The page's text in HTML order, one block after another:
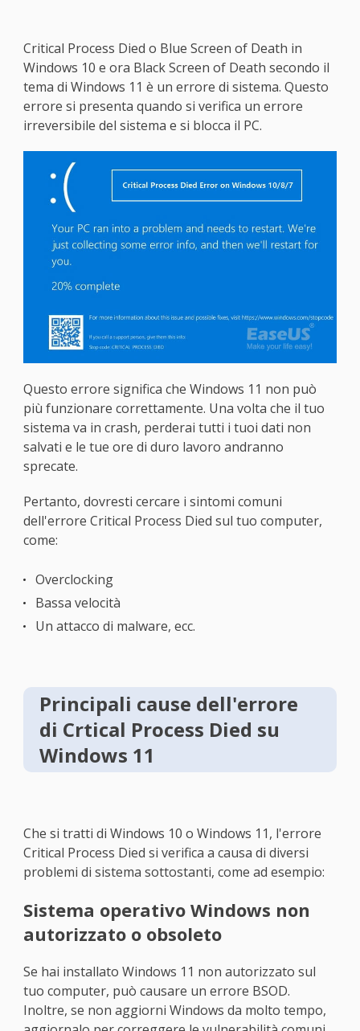
Critical Process Died o Blue Screen of Death in
Windows 10 e ora Black Screen of Death secondo il
tema di Windows 11 è un errore di sistema. Questo
errore si presenta quando si verifica un errore
irreversibile del sistema e si blocca il PC.
Questo errore significa che Windows 11 non può
più funzionare correttamente. Una volta che il tuo
sistema va in crash, perderai tutti i tuoi dati non
salvati e le tue ore di duro lavoro andranno
sprecate.
Pertanto, dovresti cercare i sintomi comuni
dell'errore Critical Process Died sul tuo computer,
come:
Overclocking
Bassa velocità
Un attacco di malware, ecc.
Principali cause dell'errore
di Crtical Process Died su
Windows 11
Che si tratti di Windows 10 o Windows 11, l'errore
Critical Process Died si verifica a causa di diversi
problemi di sistema sottostanti, come ad esempio:
Sistema operativo Windows non
autorizzato o obsoleto
Se hai installato Windows 11 non autorizzato sul
tuo computer, può causare un errore BSOD.
Inoltre, se non aggiorni Windows da molto tempo,